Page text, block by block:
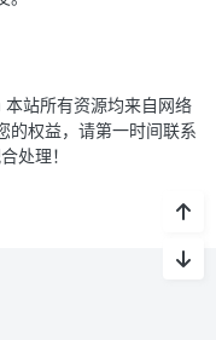
站所有资源均来自网络
的权益，请第一时间联系
处理！